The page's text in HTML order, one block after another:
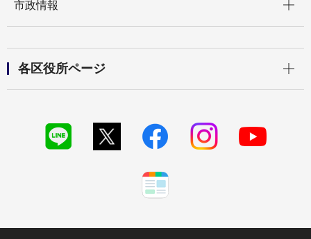
市政情報
各区役所ページ